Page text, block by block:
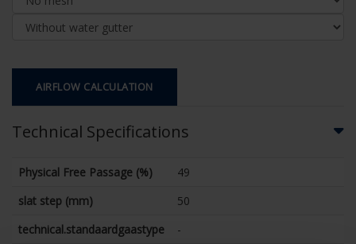
AIRFLOW CALCULATION
Technical Specifications
Physical Free Passage (%)
49
slat step (mm)
50
technical.standaardgaastype
-